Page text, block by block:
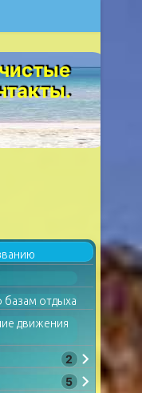
базам отдыха
движения
2
5